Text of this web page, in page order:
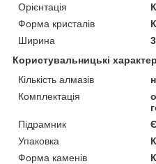
Орієнтація
Форма кристалів
Ширина
Користувальницькі
Кількість алмазів
Комплектація
Підрамник
Упаковка
Форма каменів